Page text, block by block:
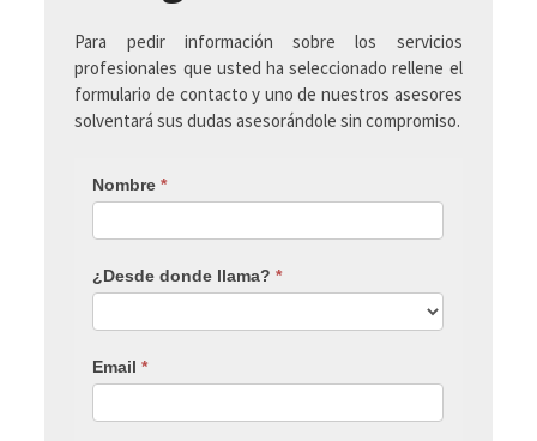
Para pedir información sobre los servicios
profesionales que usted ha seleccionado rellene el
formulario de contacto y uno de nuestros asesores
solventará sus dudas asesorándole sin compromiso.
Nombre*
¿Desde donde llama?*
Email*